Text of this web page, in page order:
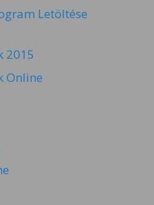
Letöltése
2015
Online